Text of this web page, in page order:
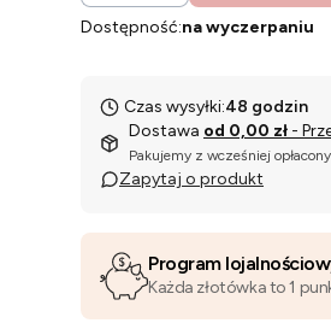
Dostępność:na wyczerpaniu
Czas wysyłki:48 godzin
Dostawa od 0,00 zł -
Pakujemy z wcześniej
Zapytaj o produkt
Program
Każda złotówka to 1